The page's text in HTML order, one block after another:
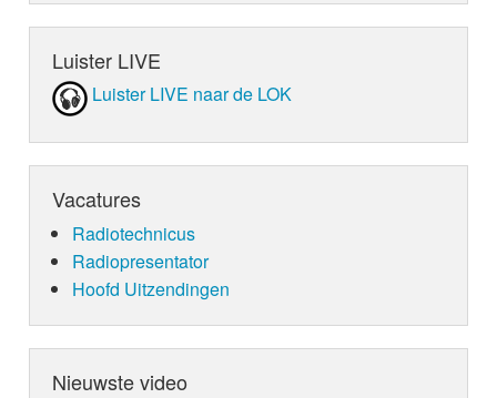
Luister LIVE
Luister LIVE naar de LOK
Vacatures
Radiotechnicus
Radiopresentator
Hoofd Uitzendingen
Nieuwste video